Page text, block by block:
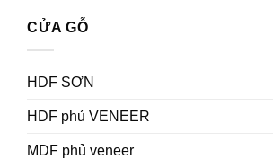
CỬA GỖ
HDF SƠN
HDF phủ VENEER
MDF phủ veneer